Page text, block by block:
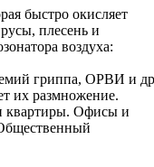
быстро окисляет
плесень и
воздуха:
гриппа, ОРВИ и
их размножение.
квартиры. Офисы и